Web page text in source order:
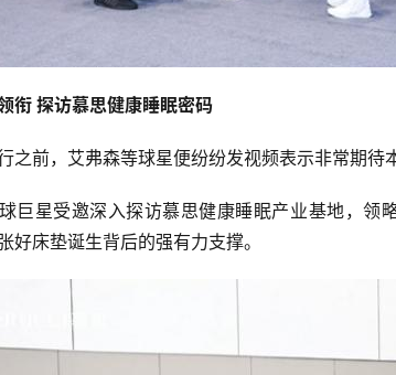
衔 探访慕思健康睡眠密码
之前，艾弗森等球星便纷纷发视频表示非常期待
巨星受邀深入探访慕思健康睡眠产业基地，
好床垫诞生背后的强有力支撑。